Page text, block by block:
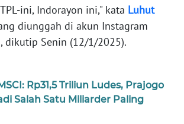
ini, Indorayon ini," kata Luhut
diunggah di akun Instagram
dikutip Senin (12/1/2025).
Rp31,5 Triliun Ludes, Prajogo
Salah Satu Miliarder Paling